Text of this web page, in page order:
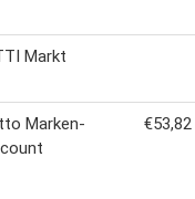
Markt
Marken-
€53,82